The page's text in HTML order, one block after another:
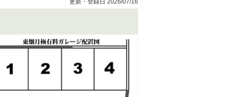
更新・登録日 2026/07/16